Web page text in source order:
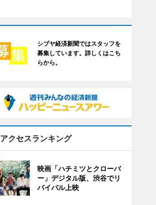
シブヤ経済新聞ではスタッフを
募集しています。詳しくはこち
らから。
アクセスランキング
映画「ハチミツとクローバ
ー」デジタル版、渋谷でリ
バイバル上映